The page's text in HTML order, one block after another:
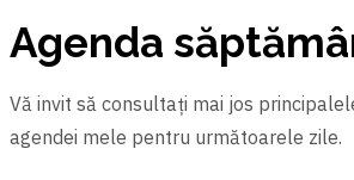
Agenda
Vă invit să consultați mai jos
agendei mele pentru următoarele zile.